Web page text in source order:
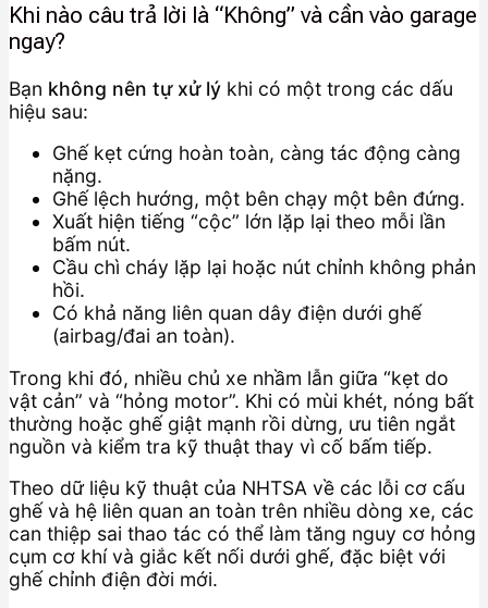
Khi nào câu trả lời là “Không” và cần vào garage
ngay?
Bạn không nên tự xử lý khi có một trong các dấu
hiệu sau:
Ghế kẹt cứng hoàn toàn, càng tác động càng
nặng.
Ghế lệch hướng, một bên chạy một bên đứng.
Xuất hiện tiếng “cộc” lớn lặp lại theo mỗi lần
bấm nút.
Cầu chì cháy lặp lại hoặc nút chỉnh không phản
hồi.
Có khả năng liên quan dây điện dưới ghế
(airbag/đai an toàn).
Trong khi đó, nhiều chủ xe nhầm lẫn giữa “kẹt do
vật cản” và “hỏng motor”. Khi có mùi khét, nóng bất
thường hoặc ghế giật mạnh rồi dừng, ưu tiên ngắt
nguồn và kiểm tra kỹ thuật thay vì cố bấm tiếp.
Theo dữ liệu kỹ thuật của NHTSA về các lỗi cơ cấu
ghế và hệ liên quan an toàn trên nhiều dòng xe, các
can thiệp sai thao tác có thể làm tăng nguy cơ hỏng
cụm cơ khí và giắc kết nối dưới ghế, đặc biệt với
ghế chỉnh điện đời mới.